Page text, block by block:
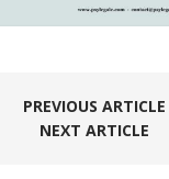
PREVIOUS ARTICLE
NEXT ARTICLE